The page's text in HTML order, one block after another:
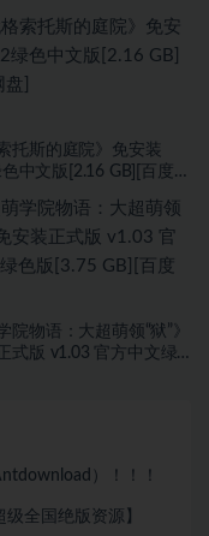
托斯的庭院》免安装
中文版[2.16 GB][百度网
院物语：大超萌领“狱”》
式版 v1.03 官方中文绿
）！！！
全国绝版资源】